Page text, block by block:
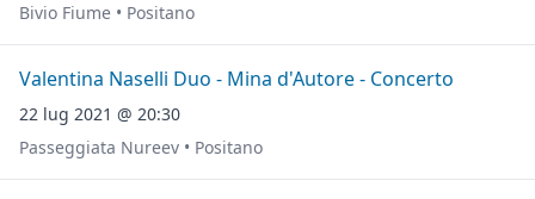
Bivio Fiume • Positano
Valentina Naselli Duo - Mina d'Autore - Concerto
22 lug 2021 @ 20:30
Passeggiata Nureev • Positano